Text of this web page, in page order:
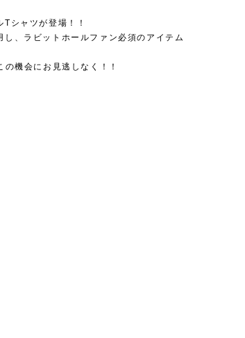
シャツが登場！！
、ラビットホールファン必須のアイテム
機会にお見逃しなく！！